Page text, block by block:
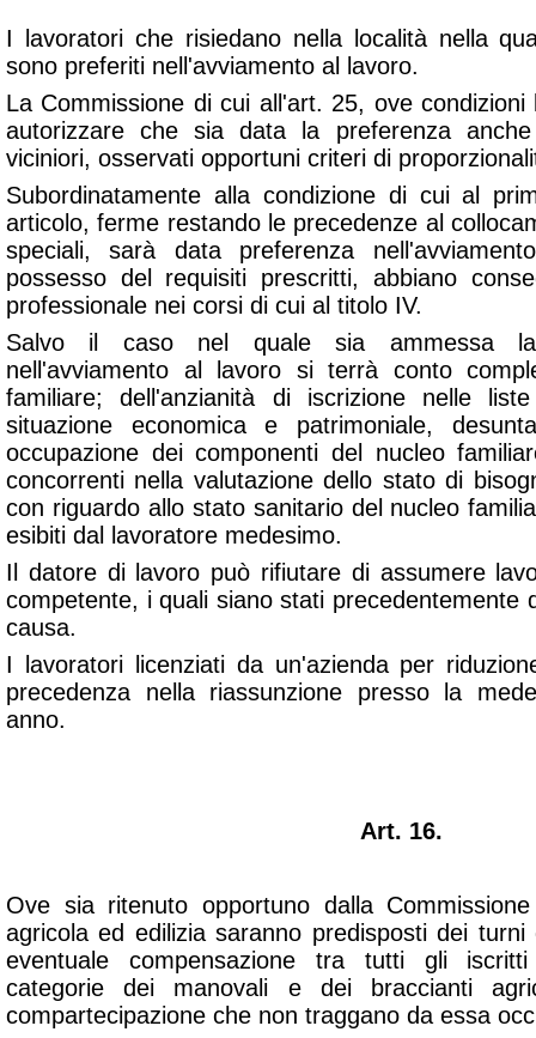
I lavoratori che risiedano nella località nella
sono preferiti nell'avviamento al lavoro.
La Commissione di cui all'art. 25, ove
autorizzare che sia data la preferenza
viciniori, osservati opportuni criteri di
Subordinatamente alla condizione di cui al
articolo, ferme restando le precedenze al
speciali, sarà data preferenza
possesso del requisiti prescritti, abbiano
professionale nei corsi di cui al titolo IV.
Salvo il caso nel quale sia ammessa la
nell'avviamento al lavoro si terrà conto
familiare; dell'anzianità di iscrizione nelle
situazione economica e patrimoniale,
occupazione dei componenti del nucleo
concorrenti nella valutazione dello stato di
con riguardo allo stato sanitario del nucleo
esibiti dal lavoratore medesimo.
Il datore di lavoro può rifiutare di assumere
competente, i quali siano stati precedentemente
causa.
I lavoratori licenziati da un'azienda per
precedenza nella riassunzione presso la
anno.
Art. 16.
Ove sia ritenuto opportuno dalla
agricola ed edilizia saranno predisposti dei
eventuale compensazione tra tutti gli
categorie dei manovali e dei braccianti
compartecipazione che non traggano da essa